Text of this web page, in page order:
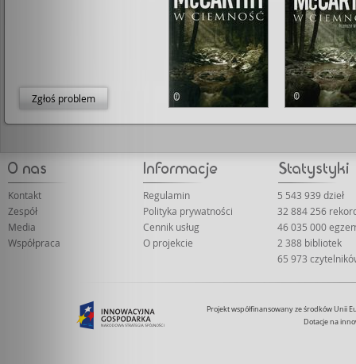
Zgłoś problem
Kontakt
Zespół
Media
Współpraca
Regulamin
Polityka prywatności
Cennik usług
O projekcie
5 543 939 dzieł
32 884 256
46 035 000
2 388 bibliotek
65 973
Projekt współfinansowany ze środków Unii
Dotacje na